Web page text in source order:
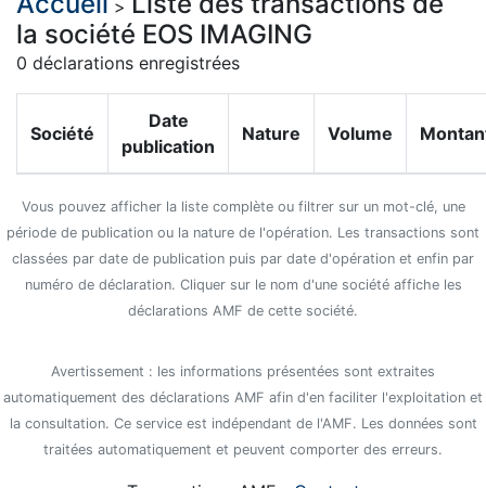
>
la société EOS IMAGING
0 déclarations enregistrées
Société
Date
publication
Nature Volume
Vous pouvez afficher la liste complète ou filtrer sur un mot-clé, une
période de publication ou la nature de l'opération. Les transactions sont
classées par date de publication puis par date d'opération et enfin par
numéro de déclaration. Cliquer sur le nom d'une société affiche les
déclarations AMF de cette société.
Avertissement : les informations présentées sont extraites
automatiquement des déclarations AMF afin d'en faciliter l'exploitation et
la consultation. Ce service est indépendant de l'AMF. Les données sont
traitées automatiquement et peuvent comporter des erreurs.